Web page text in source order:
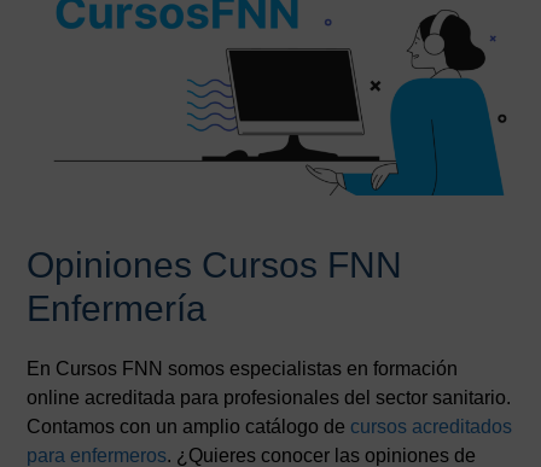
Opiniones Cursos FNN
Enfermería
En Cursos FNN somos especialistas en formación
online acreditada para profesionales del sector sanitario.
Contamos con un amplio catálogo de cursos acreditados
para enfermeros. ¿Quieres conocer las opiniones de